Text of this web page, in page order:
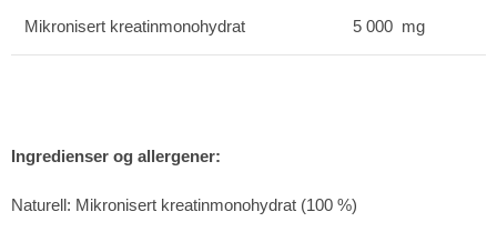
Mikronisert kreatinmonohydrat 5 000 mg
Ingredienser og allergener:
Naturell: Mikronisert kreatinmonohydrat (100 %)